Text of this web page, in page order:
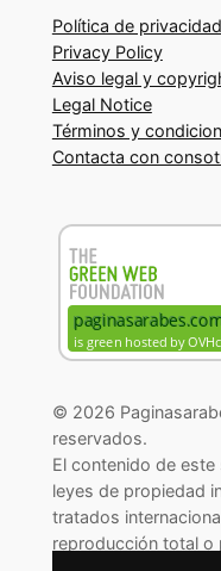
Política de privacidad
Privacy Policy
Aviso legal y
Legal Notice
Términos y
Contacta con
© 2026
reservados.
El contenido de
leyes de propiedad
tratados
reproducción total o